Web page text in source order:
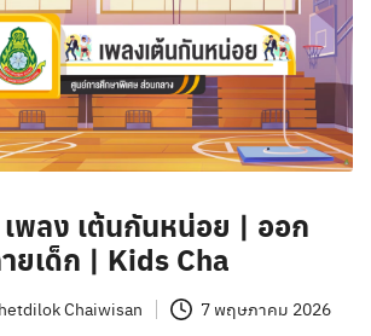
พลง เต้นกันหน่อย | ออก
ยเด็ก | Kids Cha
Chaiwisan 7 พฤษภาคม 2026